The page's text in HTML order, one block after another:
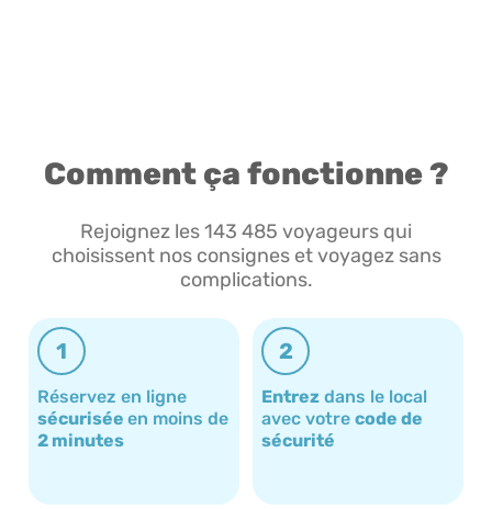
Comment ça fonctionne ?
Rejoignez les 143 485 voyageurs qui
choisissent nos consignes et voyagez sans
complications.
1
Réservez en ligne
sécurisée en moins de
2 minutes
2
Entrez dans le local
avec votre code de
sécurité